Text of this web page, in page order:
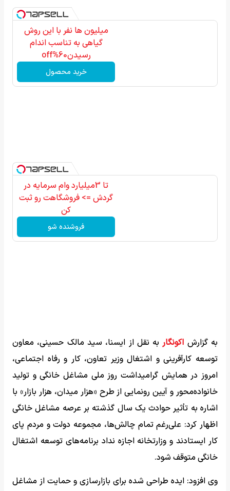
میلیون ها نفر با این روش
گیاهی به تناسب اندام
رسیدن60%off
خرید محصول
تا 3میلیارد وام سرمایه در
گردش => فروشگاهت رو ثبت
کن
فروشنده شو
به گزارش اکونگاربه نقل از ایسنا، سید مالک حسینی، معاون
توسعه کارآفرینی و اشتغال وزیر تعاون، کار و رفاه اجتماعی،
امروز در همایش گرامیداشت روز ملی مشاغل خانگی و تولید
خانواده‌محور و آیین رونمایی از طرح «هزار میدان، هزار بازار» با
اشاره به تأثیر حوادث یک سال گذشته بر عرصه مشاغل خانگی
اظهار کرد: علی‌رغم تمام چالش‌ها، مجموعه دولت و مردم پای
کار ایستادند و وزارتخانه اجازه نداد برنامه‌های توسعه اشتغال
خانگی متوقف شود.
وی افزود: ایده طراحی شده برای بازارسازی و حمایت از مشاغل